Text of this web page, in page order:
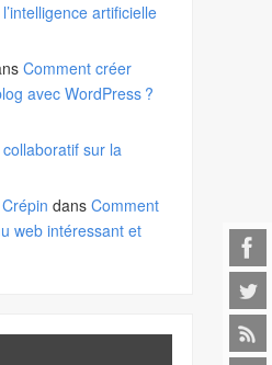
artificielle
Comment créer
avec WordPress ?
collaboratif sur la
dansComment
web intéressant et